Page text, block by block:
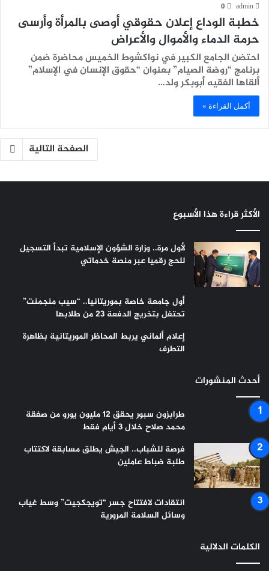
admin
0
خطبة الوداع إعلان حقوقي أوصى بالمرأة وأرسى
حرمة الدماء والأموال والأعراض
احتضن الجامع الكبير في نواكشوط الخميس محاضرة ضمن
برنامج “روضة الصيام” بعنوان “حقوق الإنسان في الإسلام”
ألقاها الفقيه أبوبكر ولد…
أكمل القراءة »
الصفحة التالية
الأكثر قراءة هذا الأسبوع
لأول مرة.. وزارة الشؤون الإسلامية تبدأ التسجيل
للحج رقميا عبر منصة خدماتي
أول جامعة خاصة بموريتانيا.. “سيب منجمنت”
تحتفل بتخريج الدفعة 23 من طلابها
إعلام ألماني يربط المحاظر الموريتانية بظاهرة
التطرف
أحدث المنشورات
طرابزون سبور يحقق 12 مليون يورو من صفقة
محمد صلاح خلال 3 أيام فقط
فرصة للشباب.. الجيش يطلق مسابقة لاكتتاب
طلبة ضباط عاملين
انتقادات لافتتاح جسر “تويجكجيت” وسط غياب
وسائل السلامة المرورية
الكلمات الدلالية